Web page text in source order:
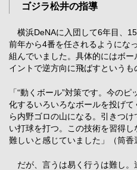
ゴジラ松井の指導
横浜DeNAに入団して6年目、15
前年から4番を任されるようにな
組んでいました。具体的にはボ
イントで逆方向に飛ばすというも
「“動くボール”対策です。今の
化するいろいろなボールを投げ
ら内野ゴロの山になる。引きつ
い打球を打つ。この技術を習得
難しいと感じていました」（筒香
だが、言うは易く行うは難し。